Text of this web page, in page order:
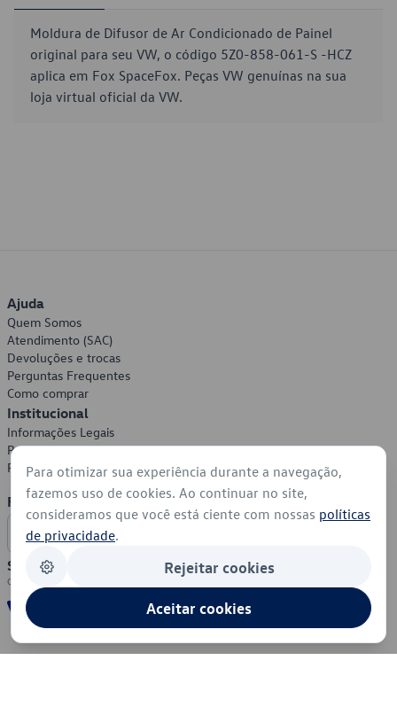
Moldura de Difusor de Ar Condicionado de Painel
original para seu VW, o código 5Z0-858-061-S -HCZ
aplica em Fox SpaceFox. Peças VW genuínas na sua
loja virtual oficial da VW.
Ajuda
Quem Somos
Atendimento (SAC)
Devoluções e trocas
Perguntas Frequentes
Como comprar
Institucional
Informações Legais
Política de Privacidade
Política de Cookies
Formas de Pagamento
Segurança
Para otimizar sua experiência durante a navegação,
fazemos uso de cookies. Ao continuar no site,
consideramos que você está ciente com nossas políticas
de privacidade.
Rejeitar cookies
Aceitar cookies